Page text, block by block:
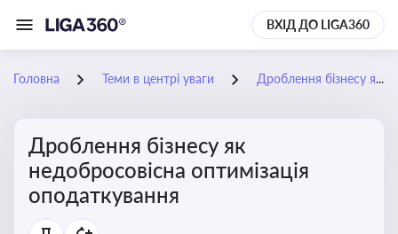
ВХІД ДО LIGA360
Головна Теми в центрі уваги Дроблення бізнесу як недобросовісна оптимізація оподаткування
Дроблення бізнесу як
недобросовісна оптимізація
оподаткування